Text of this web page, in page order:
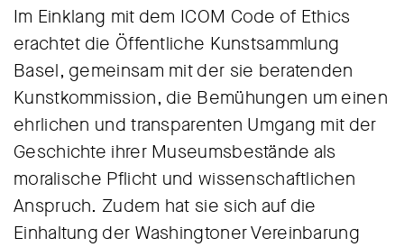
Im Einklang mit dem ICOM Code of Ethics
erachtet die Öffentliche Kunstsammlung
Basel, gemeinsam mit der sie beratenden
Kunstkommission, die Bemühungen um einen
ehrlichen und transparenten Umgang mit der
Geschichte ihrer Museumsbestände als
moralische Pflicht und wissenschaftlichen
Anspruch. Zudem hat sie sich auf die
Einhaltung der Washingtoner Vereinbarung